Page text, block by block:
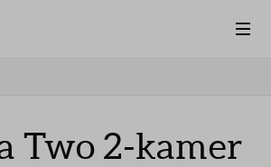
Two 2-kamer